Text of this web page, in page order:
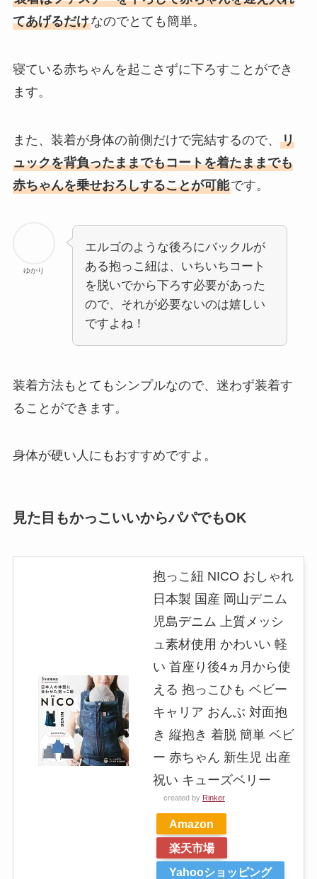
てあげるだけなのでとても簡単。
寝ている赤ちゃんを起こさずに下ろすことができ
ます。
また、装着が身体の前側だけで完結するので、 リ
ュックを背負ったままでもコートを着たままでも
赤ちゃんを乗せおろしすることが可能です。
ゆかり
エルゴのような後ろにバックルが
ある抱っこ紐は、いちいちコート
を脱いでから下ろす必要があった
ので、それが必要ないのは嬉しい
ですよね！
装着方法もとてもシンプルなので、迷わず装着す
ることができます。
身体が硬い人にもおすすめですよ。
見た目もかっこいいからパパでもOK
抱っこ紐 NICO おしゃれ
日本製 国産 岡山デニム
児島デニム 上質メッシ
ュ素材使用 かわいい 軽
い 首座り後4ヵ月から使
える 抱っこひも ベビー
キャリア おんぶ 対面抱
き 縦抱き 着脱 簡単 ベビ
ー 赤ちゃん 新生児 出産
祝い キューズベリー
created by Rinker
Amazon
楽天市場
Yahooショッピング